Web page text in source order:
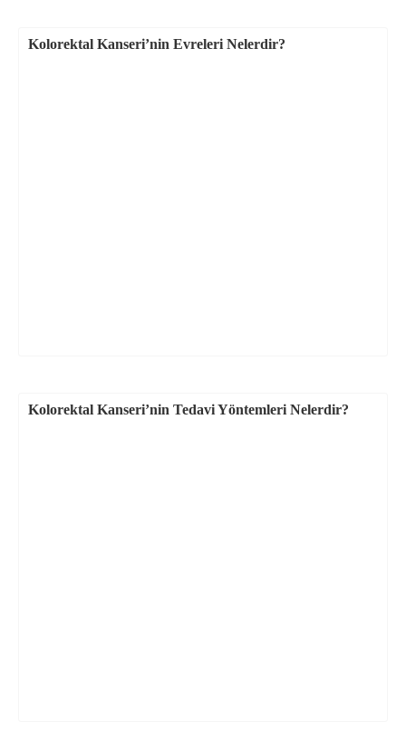
Kolorektal Kanseri’nin Evreleri Nelerdir?
Kolorektal Kanseri’nin Tedavi Yöntemleri Nelerdir?